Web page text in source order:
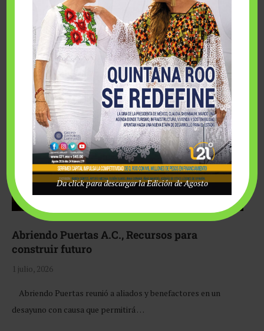
Fairmont Mayakoba y Make-A-Wish México unieron
esfuerzos para hacer realidad el deseo de una …
Abriendo Puertas A.C., Recursos para
construir futuro
1 julio, 2026
Abriendo Puertas reunió a aliados y benefactores en un
desayuno con causa que permitirá …
Da click para descargar la Edición de Agosto